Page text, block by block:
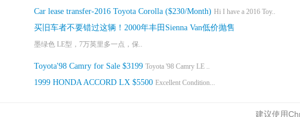
Car lease transfer-2016 Toyota Corolla ($230/Month) Hi I have a 2016 Toy..
买旧车者不要错过这辆！2000年丰田Sienna Van低价抛售
墨绿色 LE型，7万英里多一点，保..
Toyota'98 Camry for Sale $3199 Toyota '98 Camry LE ..
1999 HONDA ACCORD LX $5500 Excellent Condition...
建议使用